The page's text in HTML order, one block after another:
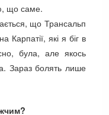
що саме.
що Трансальп
які я біг в
була, але якось
Зараз болять лише